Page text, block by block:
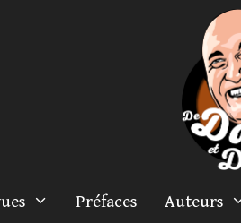
Préfaces Auteurs